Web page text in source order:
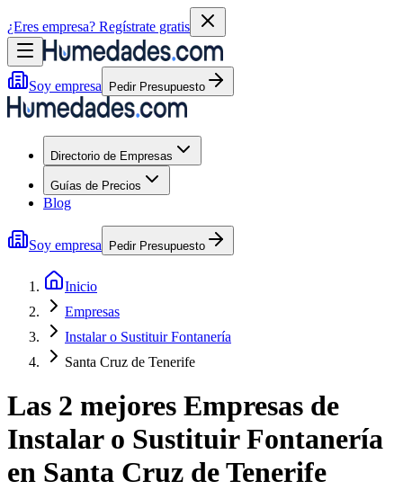
¿Eres empresa? Regístrate gratis
Soy empresa Pedir Presupuesto
Directorio de Empresas
Guías de Precios
Blog
Soy empresa Pedir Presupuesto
Inicio
Empresas
Instalar o Sustituir Fontanería
Santa Cruz de Tenerife
Las 2 mejores Empresas de
Instalar o Sustituir Fontanería
en Santa Cruz de Tenerife